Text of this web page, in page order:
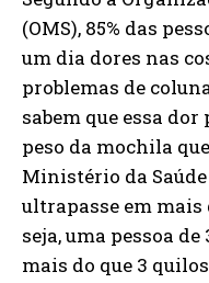
(OMS), 85% das
um dia dores nas
problemas de
sabem que essa
peso da mochila
Ministério da
ultrapasse em mais
seja, uma pessoa
mais do que 3